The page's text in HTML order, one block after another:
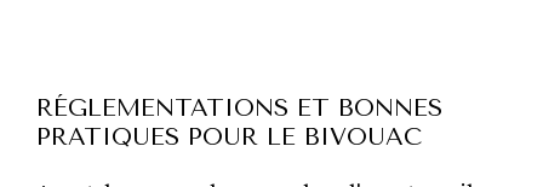
RÉGLEMENTATIONS ET BONNES
PRATIQUES POUR LE BIVOUAC